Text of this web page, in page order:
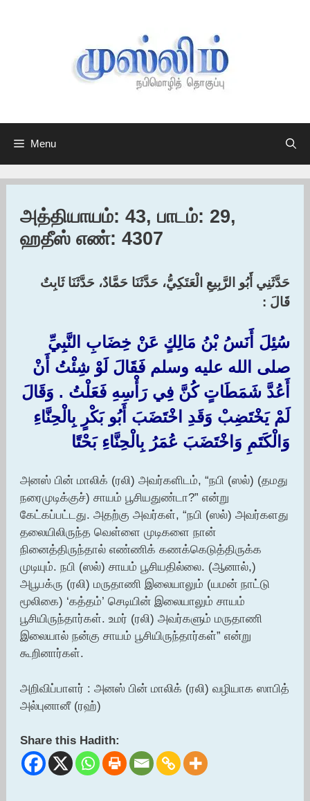
Menu
அத்தியாயம்: 43, பாடம்: 29,
ஹதீஸ் எண்: 4307
حَدَّثَنِي أَبُو الرَّبِيعِ الْعَتَكِيُّ، حَدَّثَنَا حَمَّادٌ، حَدَّثَنَا ثَابِتٌ
قَالَ :‏
سُئِلَ أَنَسُ بْنُ مَالِكٍ عَنْ خِضَابِ النَّبِيِّ
صلى الله عليه وسلم فَقَالَ لَوْ شِئْتُ أَنْ
أَعُدَّ شَمَطَاتٍ كُنَّ فِي رَأْسِهِ فَعَلْتُ ‏.‏ وَقَالَ
لَمْ يَخْتَضِبْ وَقَدِ اخْتَضَبَ أَبُو بَكْرٍ بِالْحِنَّاءِ
وَالْكَتَمِ وَاخْتَضَبَ عُمَرُ بِالْحِنَّاءِ بَحْتًا ‏
அனஸ் பின் மாலிக் (ரலி) அவர்களிடம், “நபி (ஸல்) (தமது
நரைமுடிக்குச்) சாயம் பூசியதுண்டா?” என்று
கேட்கப்பட்டது. அதற்கு அவர்கள், “நபி (ஸல்) அவர்களது
தலையிலிருந்த வெள்ளை முடிகளை நான்
நினைத்திருந்தால் எண்ணிக் கணக்கெடுத்திருக்க
முடியும். நபி (ஸல்) சாயம் பூசியதில்லை. (ஆனால்,)
அபூபக்ரு (ரலி) மருதாணி இலையாலும் (யமன் நாட்டு
மூலிகை) ‘கத்தம்’ செடியின் இலையாலும் சாயம்
பூசியிருந்தார்கள். உமர் (ரலி) அவர்களும் மருதாணி
இலையால் நன்கு சாயம் பூசியிருந்தார்கள்” என்று
கூறினார்கள்.
அறிவிப்பாளர் : அனஸ் பின் மாலிக் (ரலி) வழியாக ஸாபித்
அல்புனானீ (ரஹ்)
Share this Hadith: